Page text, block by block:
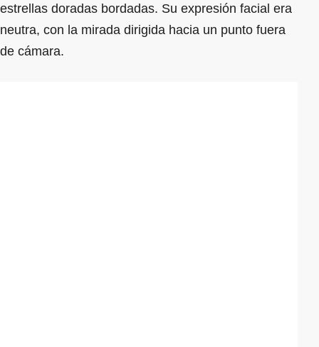
estrellas doradas bordadas. Su expresión facial era
neutra, con la mirada dirigida hacia un punto fuera
de cámara.